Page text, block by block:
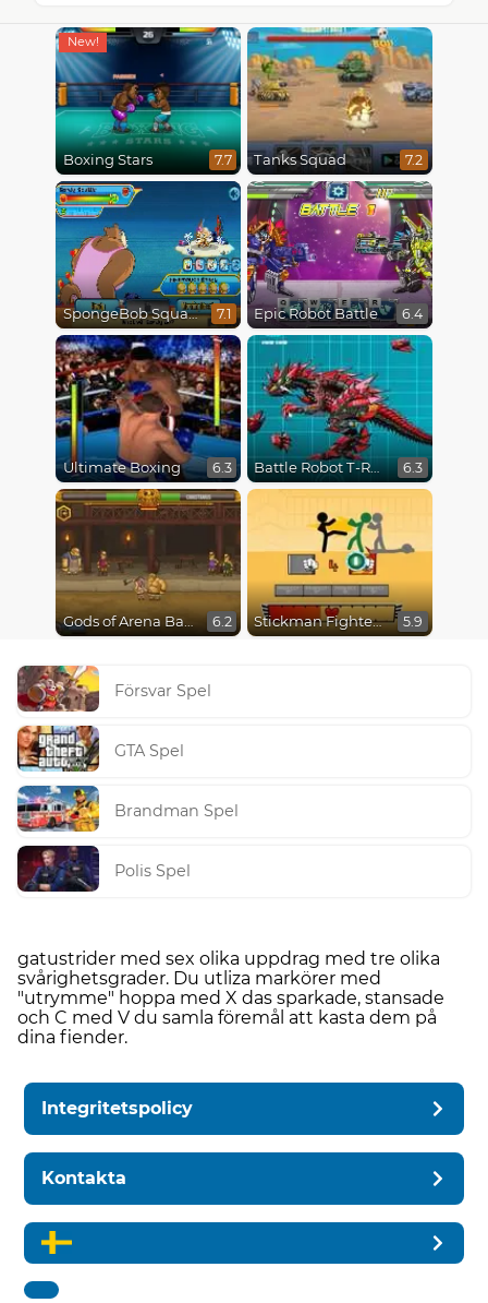
Boxing Stars 7.7 Tanks Squad 7.2
SpongeBob SquarePants : Monster Island Adventures 7.1 Epic Robot Battle 6.4
Ultimate Boxing 6.3 Battle Robot T-Rex Age 6.3
Gods of Arena Battles 6.2 Stickman Fighter Epic Battles 5.9
Försvar Spel
GTA Spel
Brandman Spel
Polis Spel
gatustrider med sex olika uppdrag med tre olika
svårighetsgrader. Du utliza markörer med
"utrymme" hoppa med X das sparkade, stansade
och C med V du samla föremål att kasta dem på
dina fiender.
Integritetspolicy
Kontakta